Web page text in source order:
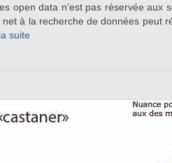
open data n’est pas réservée
net à la recherche de données
suite­­